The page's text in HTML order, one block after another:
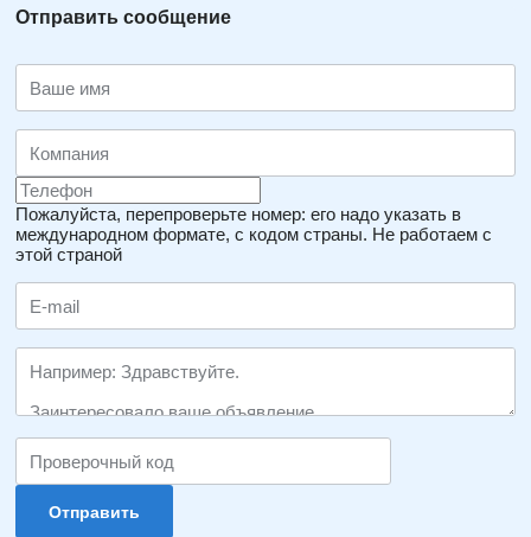
Отправить сообщение
Пожалуйста, перепроверьте номер: его надо указать в
международном формате, с кодом страны. Не работаем с
этой страной